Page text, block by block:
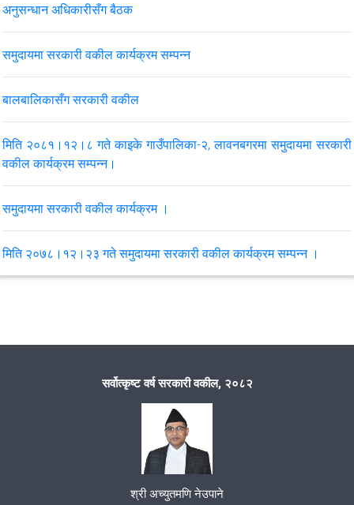
VIEW ALL
अनुसन्धान अधिकारीसँग बैठक
समुदायमा सरकारी वकील कार्यक्रम सम्पन्न
बालबालिकासँग सरकारी वकील
मिति २०८१।१२।८ गते काइके गाउँपालिका-२, लावनबगरमा समुदायमा सरकारी
वकील कार्यक्रम सम्पन्न।
समुदायमा सरकारी वकील कार्यक्रम ।
मिति २०७८।१२।२३ गते समुदायमा सरकारी वकील कार्यक्रम सम्पन्न ।
मिति २०७८ साल फाल्गुन महिनाको १२ गते कार्यालय प्रमुख सहायक जिल्ला
मिति २०७८।०९।१८ गते समन्वय समिति समितिको बैठक सम्पन्न ।
सर्वोत्कृष्ट वर्ष सरकारी वकील, २०८२
श्री अच्युतमणि नेउपाने